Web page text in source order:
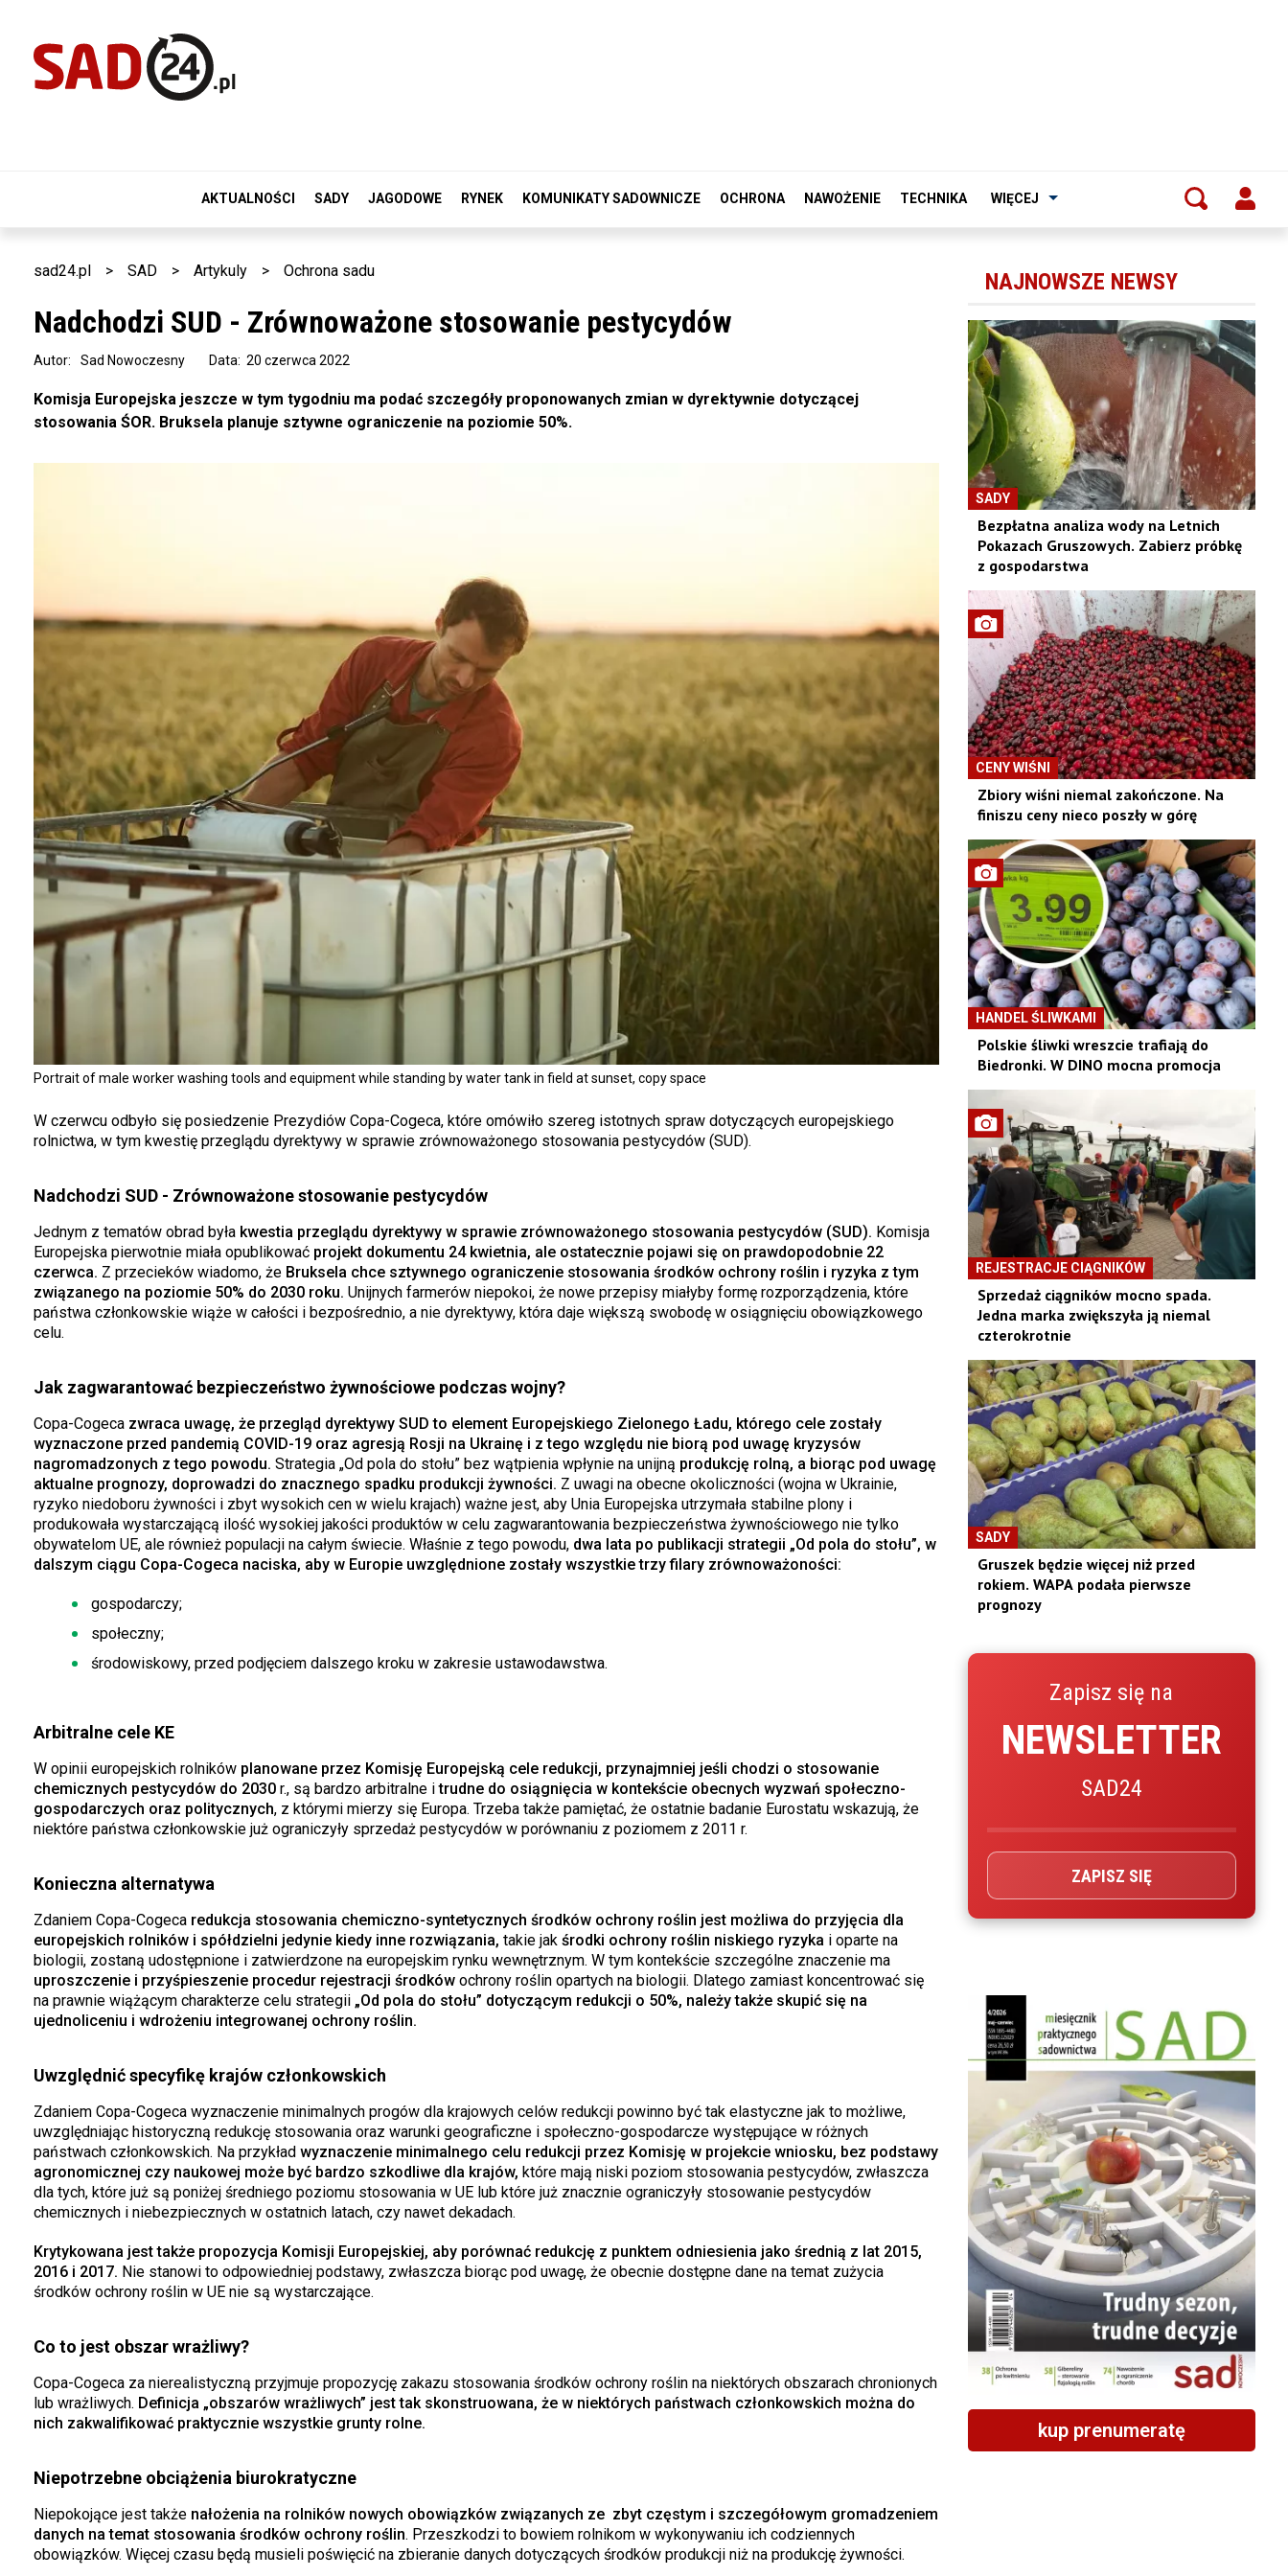
AKTUALNOŚCI SADY JAGODOWE RYNEK KOMUNIKATY SADOWNICZE OCHRONA NAWOŻENIE TECHNIKA WIĘCEJ
sad24.pl > SAD > Artykuly > Ochrona sadu
Portrait of male worker washing tools and equipment while standing by water tank in field at sunset, copy space
Nadchodzi SUD - Zrównoważone stosowanie pestycydów
Data: 20 czerwca 2022
Autor: Sad Nowoczesny
Komisja Europejska jeszcze w tym tygodniu ma podać szczegóły proponowanych zmian w dyrektywnie dotyczącej
stosowania ŚOR. Bruksela planuje sztywne ograniczenie na poziomie 50%.
W czerwcu odbyło się posiedzenie Prezydiów Copa-Cogeca, które omówiło szereg istotnych spraw dotyczących europejskiego
rolnictwa, w tym kwestię przeglądu dyrektywy w sprawie zrównoważonego stosowania pestycydów (SUD).
Nadchodzi SUD - Zrównoważone stosowanie pestycydów
Jednym z tematów obrad była kwestia przeglądu dyrektywy w sprawie zrównoważonego stosowania pestycydów (SUD). Komisja
Europejska pierwotnie miała opublikować projekt dokumentu 24 kwietnia, ale ostatecznie pojawi się on prawdopodobnie 22
czerwca. Z przecieków wiadomo, że Bruksela chce sztywnego ograniczenie stosowania środków ochrony roślin i ryzyka z tym
związanego na poziomie 50% do 2030 roku. Unijnych farmerów niepokoi, że nowe przepisy miałyby formę rozporządzenia, które
państwa członkowskie wiąże w całości i bezpośrednio, a nie dyrektywy, która daje większą swobodę w osiągnięciu obowiązkowego
celu.
Jak zagwarantować bezpieczeństwo żywnościowe podczas wojny?
Copa-Cogeca zwraca uwagę, że przegląd dyrektywy SUD to element Europejskiego Zielonego Ładu, którego cele zostały
wyznaczone przed pandemią COVID-19 oraz agresją Rosji na Ukrainę i z tego względu nie biorą pod uwagę kryzysów
nagromadzonych z tego powodu. Strategia „Od pola do stołu” bez wątpienia wpłynie na unijną produkcję rolną, a biorąc pod uwagę
aktualne prognozy, doprowadzi do znacznego spadku produkcji żywności. Z uwagi na obecne okoliczności (wojna w Ukrainie,
ryzyko niedoboru żywności i zbyt wysokich cen w wielu krajach) ważne jest, aby Unia Europejska utrzymała stabilne plony i
produkowała wystarczającą ilość wysokiej jakości produktów w celu zagwarantowania bezpieczeństwa żywnościowego nie tylko
obywatelom UE, ale również populacji na całym świecie. Właśnie z tego powodu,dwa lata po publikacji strategii „Od pola do stołu”, w
dalszym ciągu Copa-Cogeca naciska, aby w Europie uwzględnione zostały wszystkie trzy filary zrównoważoności:
gospodarczy;
społeczny;
środowiskowy, przed podjęciem dalszego kroku w zakresie ustawodawstwa.
Arbitralne cele KE
W opinii europejskich rolnikówplanowane przez Komisję Europejską cele redukcji, przynajmniej jeśli chodzi o stosowanie
chemicznych pestycydów do 2030 r., są bardzo arbitralne itrudne do osiągnięcia w kontekście obecnych wyzwań społeczno-
gospodarczych oraz politycznych, z którymi mierzy się Europa. Trzeba także pamiętać, że ostatnie badanie Eurostatu wskazują, że
niektóre państwa członkowskie już ograniczyły sprzedaż pestycydów w porównaniu z poziomem z 2011 r.
Konieczna alternatywa
Zdaniem Copa-Cogeca redukcja stosowania chemiczno-syntetycznych środków ochrony roślin jest możliwa do przyjęcia dla
europejskich rolników i spółdzielni jedynie kiedy inne rozwiązania, takie jak środki ochrony roślin niskiego ryzyka i oparte na
biologii, zostaną udostępnione i zatwierdzone na europejskim rynku wewnętrznym. W tym kontekście szczególne znaczenie ma
uproszczenie i przyśpieszenie procedur rejestracji środkówochrony roślin opartych na biologii. Dlatego zamiast koncentrować się
na prawnie wiążącym charakterze celu strategii „Od pola do stołu” dotyczącym redukcji o 50%, należy także skupić się na
ujednoliceniu i wdrożeniu integrowanej ochrony roślin.
Uwzględnić specyfikę krajów członkowskich
Zdaniem Copa-Cogeca wyznaczenie minimalnych progów dla krajowych celów redukcji powinno być tak elastyczne jak to możliwe,
uwzględniając historyczną redukcję stosowania oraz warunki geograficzne i społeczno-gospodarcze występujące w różnych
państwach członkowskich. Na przykład wyznaczenie minimalnego celu redukcji przez Komisję w projekcie wniosku, bez podstawy
agronomicznej czy naukowej może być bardzo szkodliwe dla krajów, które mają niski poziom stosowania pestycydów, zwłaszcza
dla tych, które już są poniżej średniego poziomu stosowania w UE lub które już znacznie ograniczyły stosowanie pestycydów
chemicznych i niebezpiecznych w ostatnich latach, czy nawet dekadach.
Krytykowana jest także propozycja Komisji Europejskiej, aby porównać redukcję z punktem odniesienia jako średnią z lat 2015,
2016 i 2017. Nie stanowi to odpowiedniej podstawy, zwłaszcza biorąc pod uwagę, że obecnie dostępne dane na temat zużycia
środków ochrony roślin w UE nie są wystarczające.
Co to jest obszar wrażliwy?
Copa-Cogeca za nierealistyczną przyjmuje propozycję zakazu stosowania środków ochrony roślin na niektórych obszarach chronionych
lub wrażliwych. Definicja „obszarów wrażliwych” jest tak skonstruowana, że w niektórych państwach członkowskich można do
nich zakwalifikować praktycznie wszystkie grunty rolne.
Niepotrzebne obciążenia biurokratyczne
Niepokojące jest także nałożenia na rolników nowych obowiązków związanych ze zbyt częstym i szczegółowym gromadzeniem
danych na temat stosowania środków ochrony roślin. Przeszkodzi to bowiem rolnikom w wykonywaniu ich codziennych
obowiązków. Więcej czasu będą musieli poświęcić na zbieranie danych dotyczących środków produkcji niż na produkcję żywności.
NAJNOWSZE NEWSY
SADY
Bezpłatna analiza wody na Letnich
Pokazach Gruszowych. Zabierz próbkę
z gospodarstwa
CENY WIŚNI
Zbiory wiśni niemal zakończone. Na
finiszu ceny nieco poszły w górę
HANDEL ŚLIWKAMI
Polskie śliwki wreszcie trafiają do
Biedronki. W DINO mocna promocja
REJESTRACJE CIĄGNIKÓW
Sprzedaż ciągników mocno spada.
Jedna marka zwiększyła ją niemal
czterokrotnie
SADY
Gruszek będzie więcej niż przed
rokiem. WAPA podała pierwsze
prognozy
Zapisz się na
NEWSLETTER
SAD24
ZAPISZ SIĘ
kup prenumeratę